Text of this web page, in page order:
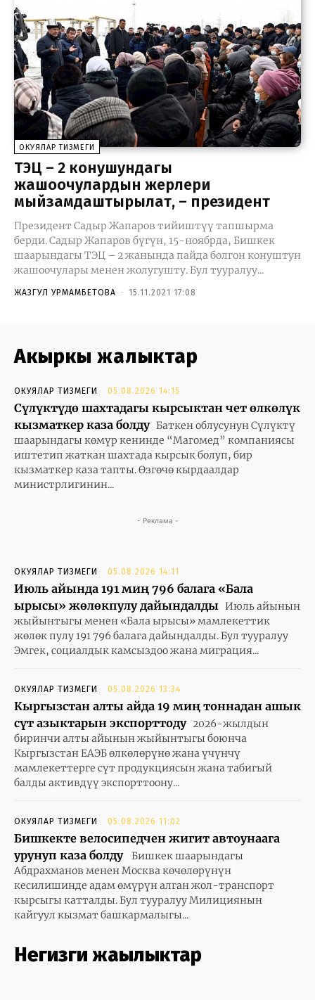
ОКУЯЛАР ТИЗМЕГИ
ТЭЦ – 2 конушундагы
жашоочулардын жерлери
мыйзамдаштырылат, – президент
Президент Садыр Жапаров тийиштүү тапшырма
берди. Садыр Жапаров бүгүн, 15-ноябрда, Бишкек
шаарындагы ТЭЦ – 2 жанында пайда болгон конуштун
жашоочулары менен жолугушту. Бул тууралуу...
ЖАЗГУЛ УРМАМБЕТОВА - 15.11.2021 17:08
Акыркы жаңлыктар
ОКУЯЛАР ТИЗМЕГИ 05.08.2026 14:15
Сүлүктүдө шахтадагы кырсыктан чет өлкөлүк
кызматкер каза болду Баткен облусунун Сүлүктү
шаарындагы көмүр кенинде “Магомед” компаниясы
иштетип жаткан шахтада кырсык болуп, бир
кызматкер каза тапты. Өзгөчө кырдаалдар
министрлигинин...
- Реклама -
ОКУЯЛАР ТИЗМЕГИ 05.08.2026 14:11
Июль айында 191 миң 796 балага «Бала
ырысы» жөлөкпулу дайындалды Июль айынын
жыйынтыгы менен «Бала ырысы» мамлекеттик
жөлөк пулу 191 796 балага дайындалды. Бул тууралуу
Эмгек, социалдык камсыздоо жана миграция...
ОКУЯЛАР ТИЗМЕГИ 05.08.2026 13:34
Кыргызстан алты айда 19 миң тоннадан ашык
сүт азыктарын экспорттоду 2026-жылдын
биринчи алты айынын жыйынтыгы боюнча
Кыргызстан ЕАЭБ өлкөлөрүнө жана үчүнчү
мамлекеттерге сүт продукциясын жана табигый
балды активдүү экспорттоону...
ОКУЯЛАР ТИЗМЕГИ 05.08.2026 11:02
Бишкекте велосипедчен жигит автоунаага
урунуп каза болду
Бишкек шаарындагы
Абдрахманов менен Москва көчөлөрүнүн
кесилишинде адам өмүрүн алган жол-транспорт
кырсыгы катталды. Бул тууралуу Милициянын
кайгуул кызмат башкармалыгы...
Негизги жаңылыктар